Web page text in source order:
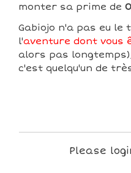
monter sa prime de
Gabiojo n'a pas eu le
l'aventure dont vous
alors pas
c'est quelqu'un de
Please